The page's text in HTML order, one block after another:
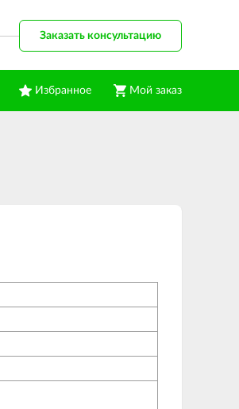
Избранное Мой заказ
Заказать консультацию